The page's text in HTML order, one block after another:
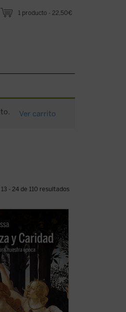
1 producto 22,50€
Ver carrito
- 24 de 110 resultados
en un viaje
de las virtudes
y Caridad, con
hay ningún
elevado que sea,
...
(ver ficha)